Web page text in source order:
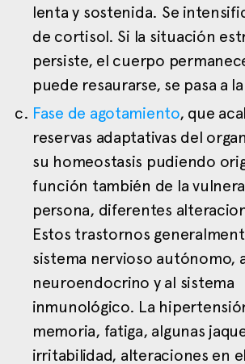
lenta y sostenida. Se
de cortisol. Si la situación
persiste, el cuerpo
puede resaurarse, se pasa a
Fase de agotamiento, que
reservas adaptativas del
su homeostasis pudiendo
función también de la
persona, diferentes
Estos trastornos
sistema nervioso autónomo,
neuroendocrino y al sistema
inmunológico. La
memoria, fatiga, algunas
irritabilidad, alteraciones en